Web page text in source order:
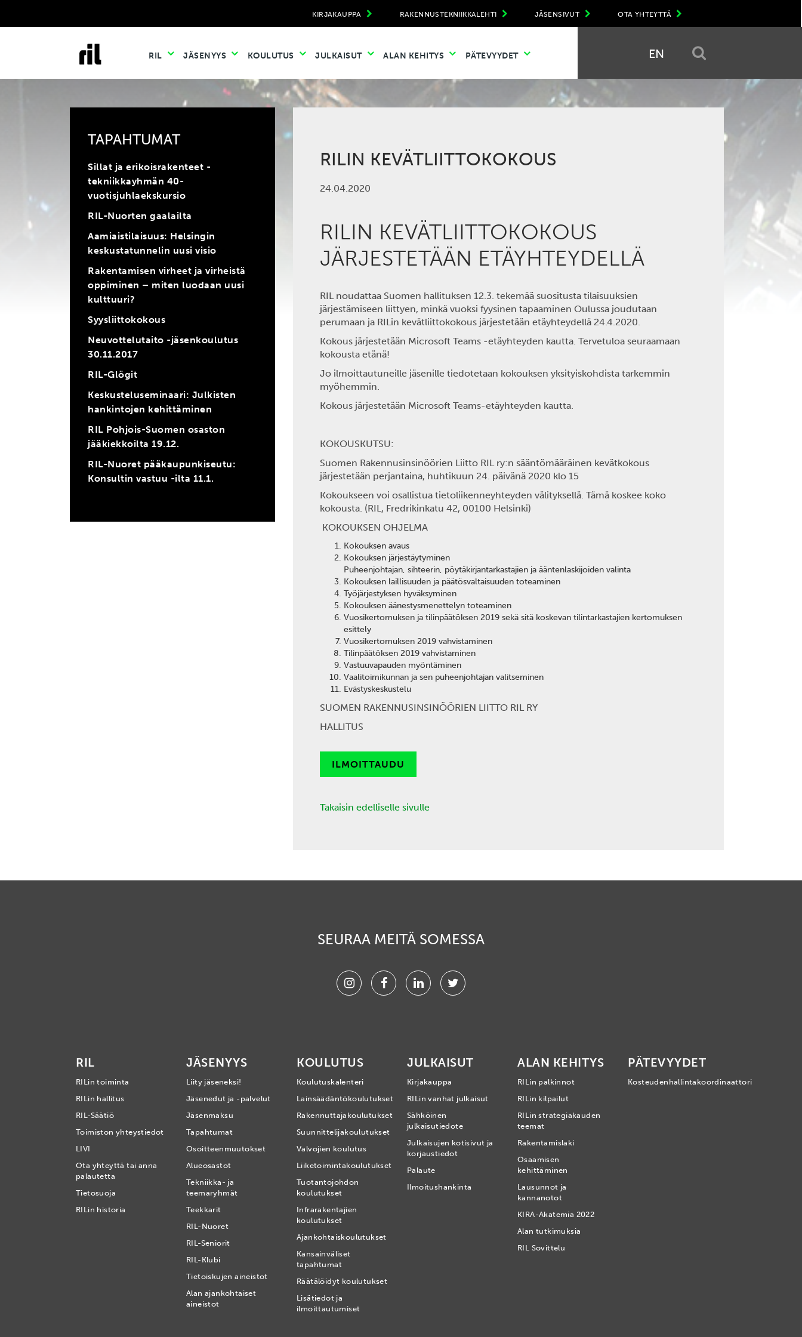
OTA YHTEYTTÄ
JÄSENSIVUT
RAKENNUSTEKNIIKKALEHTI
KIRJAKAUPPA
RIL JÄSENYYS KOULUTUS JULKAISUT ALAN KEHITYS PÄTEVYYDET EN
TAPAHTUMAT
Sillat ja erikoisrakenteet -
tekniikkayhmän 40-
vuotisjuhlaekskursio
RIL-Nuorten gaalailta
Aamiaistilaisuus: Helsingin
keskustatunnelin uusi visio
Rakentamisen virheet ja virheistä
oppiminen – miten luodaan uusi
kulttuuri?
Syysliittokokous
Neuvottelutaito -jäsenkoulutus
30.11.2017
RIL-Glögit
Keskusteluseminaari: Julkisten
hankintojen kehittäminen
RIL Pohjois-Suomen osaston
jääkiekkoilta 19.12.
RIL-Nuoret pääkaupunkiseutu:
Konsultin vastuu -ilta 11.1.
RILIN KEVÄTLIITTOKOKOUS
24.04.2020
RILIN KEVÄTLIITTOKOKOUS
JÄRJESTETÄÄN ETÄYHTEYDELLÄ
RIL noudattaa Suomen hallituksen 12.3. tekemää suositusta tilaisuuksien
järjestämiseen liittyen, minkä vuoksi fyysinen tapaaminen Oulussa joudutaan
perumaan ja RILin kevätliittokokous järjestetään etäyhteydellä 24.4.2020.
Kokous järjestetään Microsoft Teams -etäyhteyden kautta. Tervetuloa seuraamaan
kokousta etänä!
Jo ilmoittautuneille jäsenille tiedotetaan kokouksen yksityiskohdista tarkemmin
myöhemmin.
Kokous järjestetään Microsoft Teams-etäyhteyden kautta.
KOKOUSKUTSU:
Suomen Rakennusinsinöörien Liitto RIL ry:n sääntömääräinen kevätkokous
järjestetään perjantaina, huhtikuun 24. päivänä 2020 klo 15
Kokoukseen voi osallistua tietoliikenneyhteyden välityksellä. Tämä koskee koko
kokousta. (RIL, Fredrikinkatu 42, 00100 Helsinki)
KOKOUKSEN OHJELMA
Kokouksen avaus
Kokouksen järjestäytyminen
Puheenjohtajan, sihteerin, pöytäkirjantarkastajien ja ääntenlaskijoiden valinta
Kokouksen laillisuuden ja päätösvaltaisuuden toteaminen
Työjärjestyksen hyväksyminen
Kokouksen äänestysmenettelyn toteaminen
Vuosikertomuksen ja tilinpäätöksen 2019 sekä sitä koskevan tilintarkastajien kertomuksen
esittely
Vuosikertomuksen 2019 vahvistaminen
Tilinpäätöksen 2019 vahvistaminen
Vastuuvapauden myöntäminen
Vaalitoimikunnan ja sen puheenjohtajan valitseminen
Evästyskeskustelu
SUOMEN RAKENNUSINSINÖÖRIEN LIITTO RIL RY
HALLITUS
ILMOITTAUDU
Takaisin edelliselle sivulle
SEURAA MEITÄ SOMESSA
InstagramFacebookLinkedinTwitter
RIL
RILin toiminta
RILin hallitus
RIL-Säätiö
Toimiston yhteystiedot
LIVI
Ota yhteyttä tai anna
palautetta
Tietosuoja
RILin historia
JÄSENYYS
Liity jäseneksi!
Jäsenedut ja -palvelut
Jäsenmaksu
Tapahtumat
Osoitteenmuutokset
Alueosastot
Tekniikka- ja
teemaryhmät
Teekkarit
RIL-Nuoret
RIL-Seniorit
RIL-Klubi
Tietoiskujen aineistot
Alan ajankohtaiset
aineistot
KOULUTUS
Koulutuskalenteri
Lainsäädäntökoulutukset
Rakennuttajakoulutukset
Suunnittelijakoulutukset
Valvojien koulutus
Liiketoimintakoulutukset
Tuotantojohdon
koulutukset
Infrarakentajien
koulutukset
Ajankohtaiskoulutukset
Kansainväliset
tapahtumat
Räätälöidyt koulutukset
Lisätiedot ja
ilmoittautumiset
JULKAISUT
Kirjakauppa
RILin vanhat julkaisut
Sähköinen
julkaisutiedote
Julkaisujen kotisivut ja
korjaustiedot
Palaute
Ilmoitushankinta
ALAN KEHITYS
RILin palkinnot
RILin kilpailut
RILin strategiakauden
teemat
Rakentamislaki
Osaamisen
kehittäminen
Lausunnot ja
kannanotot
KIRA-Akatemia 2022
Alan tutkimuksia
RIL Sovittelu
PÄTEVYYDET
Kosteudenhallintakoordinaattori